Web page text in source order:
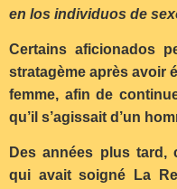
en los individuos de
Certains aficionados
stratagème après avoir
femme, afin de
qu’il s’agissait d’un
Des années plus tard,
qui avait soigné La